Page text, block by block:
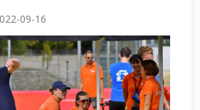
09-16